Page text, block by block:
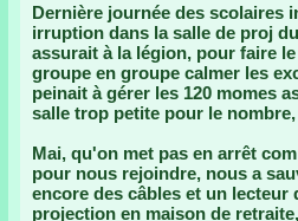
Dernière journée des scolaires
irruption dans la salle de proj
assurait à la légion, pour faire
groupe en groupe calmer les
peinait à gérer les 120 momes
salle trop petite pour le
Mai, qu'on met pas en arrêt
pour nous rejoindre, nous a
encore des câbles et un
projection en maison de